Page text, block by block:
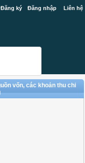
Đăng ký Đăng nhập Liên hệ
vốn, các khoản thu chi